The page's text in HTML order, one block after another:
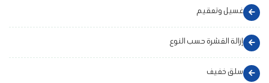
غسيل وتعقيم
إزالة القشرة حسب النوع
سلق خفيف